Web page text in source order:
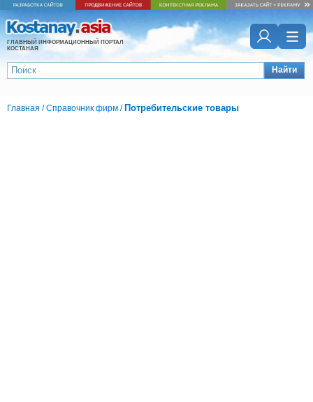
ГЛАВНЫЙ ИНФОРМАЦИОННЫЙ ПОРТАЛ
КОСТАНАЯ
Найти
Главная /Справочник фирм / Потребительские товары